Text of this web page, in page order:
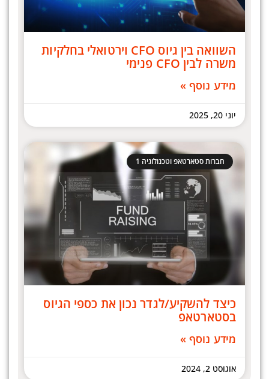
השוואה בין גיוס CFO וירטואלי בחלקיות
משרה לבין CFO פנימי
מידע נוסף »
יוני 20, 2025
חברות סטארטאפ וטכנולוגיה 1
כיצד להשקיע/לגדר נכון את כספי הגיוס
בסטארטאפ
מידע נוסף »
אוגוסט 2, 2024